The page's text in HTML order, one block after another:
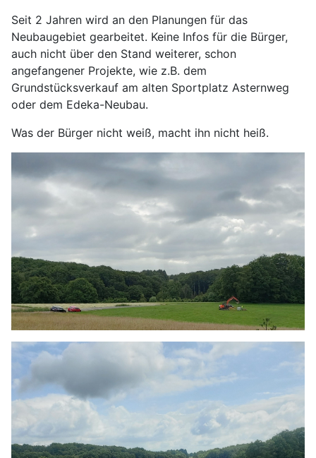
Seit 2 Jahren wird an den Planungen für das
Neubaugebiet gearbeitet. Keine Infos für die Bürger,
auch nicht über den Stand weiterer, schon
angefangener Projekte, wie z.B. dem
Grundstücksverkauf am alten Sportplatz Asternweg
oder dem Edeka-Neubau.
Was der Bürger nicht weiß, macht ihn nicht heiß.